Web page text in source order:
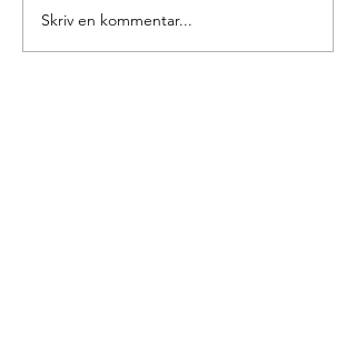
Glædelig Grundlovsdag
Skriv en kommentar...